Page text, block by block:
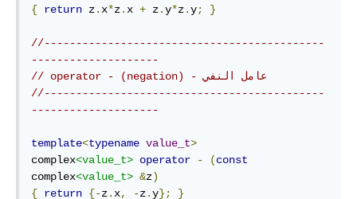
{ return z. x*z. x + z.y*z.y; }
//--------------------------------------------
--------------------
//--------------------------------------------
--------------------
template<typename value_t>
complex<value_t> operator - (const
complex<value_t> &z)
{ return {-z. x, -z.y}; }